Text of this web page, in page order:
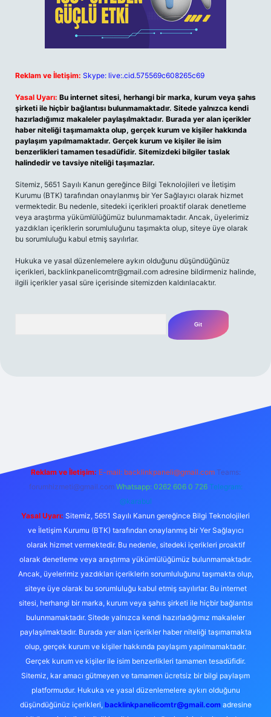
Reklam ve İletişim: Skype: live:.cid.575569c608265c69
Yasal Uyarı: Bu internet sitesi, herhangi bir marka, kurum veya şahıs
şirketi ile hiçbir bağlantısı bulunmamaktadır. Sitede yalnızca kendi
hazırladığımız makaleler paylaşılmaktadır. Burada yer alan içerikler
haber niteliği taşımamakta olup, gerçek kurum ve kişiler hakkında
paylaşım yapılmamaktadır. Gerçek kurum ve kişiler ile isim
benzerlikleri tamamen tesadüfidir. Sitemizdeki bilgiler taslak
halindedir ve tavsiye niteliği taşımazlar.
Sitemiz, 5651 Sayılı Kanun gereğince Bilgi Teknolojileri ve İletişim
Kurumu (BTK) tarafından onaylanmış bir Yer Sağlayıcı olarak hizmet
vermektedir. Bu nedenle, sitedeki içerikleri proaktif olarak denetleme
veya araştırma yükümlülüğümüz bulunmamaktadır. Ancak, üyelerimiz
yazdıkları içeriklerin sorumluluğunu taşımakta olup, siteye üye olarak
bu sorumluluğu kabul etmiş sayılırlar.
Hukuka ve yasal düzenlemelere aykırı olduğunu düşündüğünüz
içerikleri, backlinkpanelicomtr@gmail.com adresine bildirmeniz halinde,
ilgili içerikler yasal süre içerisinde sitemizden kaldırılacaktır.
Reklam ve İletişim: E-mail: backlinkpaneli@gmail.com Teams:
forumhizmeti@gmail.com Whatsapp: 0262 606 0 726 Telegram:
@karabul
Yasal Uyarı: Sitemiz, 5651 Sayılı Kanun gereğince Bilgi Teknolojileri
ve İletişim Kurumu (BTK) tarafından onaylanmış bir Yer Sağlayıcı
olarak hizmet vermektedir. Bu nedenle, sitedeki içerikleri proaktif
olarak denetleme veya araştırma yükümlülüğümüz bulunmamaktadır.
Ancak, üyelerimiz yazdıkları içeriklerin sorumluluğunu taşımakta olup,
siteye üye olarak bu sorumluluğu kabul etmiş sayılırlar. Bu internet
sitesi, herhangi bir marka, kurum veya şahıs şirketi ile hiçbir bağlantısı
bulunmamaktadır. Sitede yalnızca kendi hazırladığımız makaleler
paylaşılmaktadır. Burada yer alan içerikler haber niteliği taşımamakta
olup, gerçek kurum ve kişiler hakkında paylaşım yapılmamaktadır.
Gerçek kurum ve kişiler ile isim benzerlikleri tamamen tesadüfidir.
Sitemiz, kar amacı gütmeyen ve tamamen ücretsiz bir bilgi paylaşım
platformudur. Hukuka ve yasal düzenlemelere aykırı olduğunu
düşündüğünüz içerikleri, backlinkpanelicomtr@gmail.comadresine